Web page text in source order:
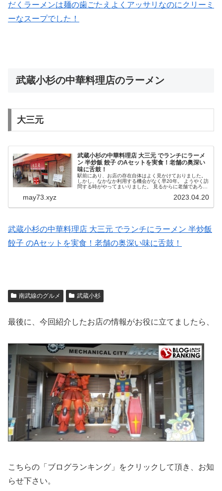
だくラーメンは麺の歯ごたえよくアッサリなのにクリーミ
ーなスープでした！
武蔵小杉の中華料理店のラーメン
大三元
武蔵小杉の中華料理店 大三元 でランチにラーメ
ン 半炒飯 餃子 のAセットを実食！老舗の奥深い
味に舌鼓！
駅前にあり、お店の存在自体はよく見かけておりました。
しかし、なかなか利用する機会がなく早20年。 ようやく訪
問する時がやってまいりました。 見るからに老舗であろう
may73.xyz 2023.04.20
武蔵小杉の中華料理店 大三元 でランチにラーメン 半炒飯
餃子 のAセットを実食！老舗の奥深い味に舌鼓！
南武線のグルメ 武蔵小杉
最後に、今回紹介したお店の情報がお役に立てましたら、
こちらの「ブログランキング」をクリックして頂き、お知
らせ下さい。